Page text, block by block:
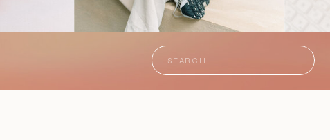
Search